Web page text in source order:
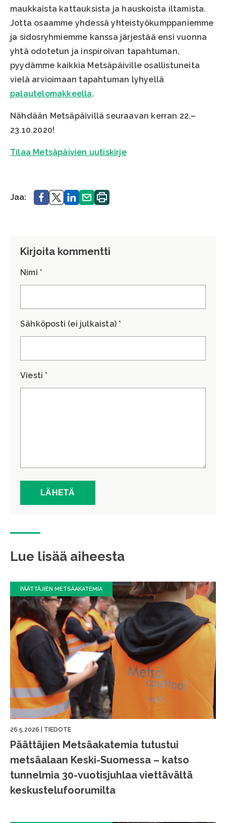
maukkaista kattauksista ja hauskoista iltamista.
Jotta osaamme yhdessä yhteistyökumppaniemme
ja sidosryhmiemme kanssa järjestää ensi vuonna
yhtä odotetun ja inspiroivan tapahtuman,
pyydämme kaikkia Metsäpäiville osallistuneita
vielä arvioimaan tapahtuman lyhyellä
palautelomakkeella.
Nähdään Metsäpäivillä seuraavan kerran 22.–
23.10.2020!
Tilaa Metsäpäivien uutiskirje
Jaa: Jaa. Jaa.Jaa. Jaa. Tulosta
sivu.
Kirjoita kommentti
Nimi *
Sähköposti (ei julkaista) *
Viesti *
Lue lisää aiheesta
PÄÄTTÄJIEN METSÄAKATEMIA
26.5.2026 TIEDOTE
Päättäjien Metsäakatemia tutustui
metsäalaan Keski-Suomessa – katso
tunnelmia 30-vuotisjuhlaa viettävältä
keskustelufoorumilta